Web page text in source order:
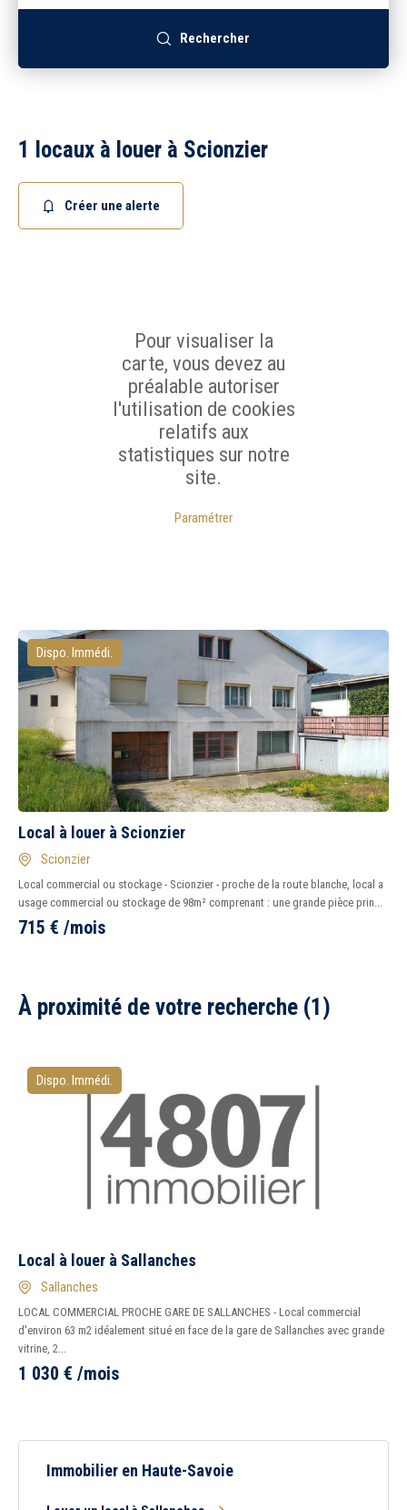
2 4
Peu importe Immédiatement
Rechercher
1 locaux à louer à Scionzier
Créer une alerte
Pour visualiser la
carte, vous devez au
préalable autoriser
l'utilisation de cookies
relatifs aux
statistiques sur notre
site.
Paramétrer
Dispo. Immédi.
Local à louer à Scionzier
Scionzier
Local commercial ou stockage - Scionzier - proche de la route blanche, local a
usage commercial ou stockage de 98m² comprenant : une grande pièce prin...
715 € /mois
À proximité de votre recherche (1)
Dispo. Immédi.
Local à louer à Sallanches
Sallanches
LOCAL COMMERCIAL PROCHE GARE DE SALLANCHES - Local commercial
d'environ 63 m2 idéalement situé en face de la gare de Sallanches avec grande
vitrine, 2...
1 030 € /mois
Immobilier en Haute-Savoie